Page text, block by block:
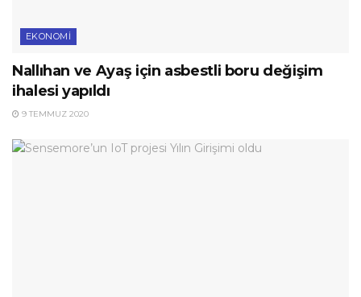
EKONOMI
Nallıhan ve Ayaş için asbestli boru değişim
ihalesi yapıldı
9 TEMMUZ 2020